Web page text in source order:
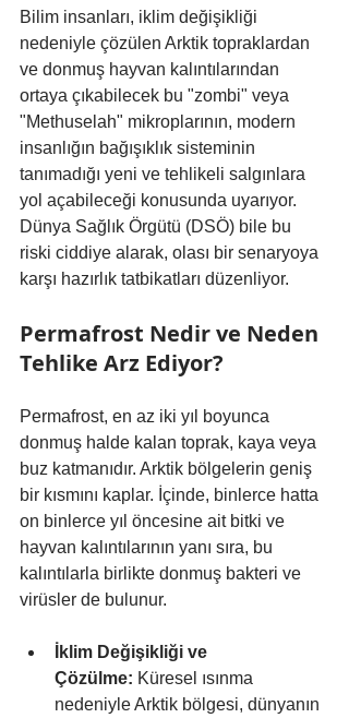
Bilim insanları, iklim değişikliği
nedeniyle çözülen Arktik topraklardan
ve donmuş hayvan kalıntılarından
ortaya çıkabilecek bu "zombi" veya
"Methuselah" mikroplarının, modern
insanlığın bağışıklık sisteminin
tanımadığı yeni ve tehlikeli salgınlara
yol açabileceği konusunda uyarıyor.
Dünya Sağlık Örgütü (DSÖ) bile bu
riski ciddiye alarak, olası bir senaryoya
karşı hazırlık tatbikatları düzenliyor.
Permafrost Nedir ve Neden
Tehlike Arz Ediyor?
Permafrost, en az iki yıl boyunca
donmuş halde kalan toprak, kaya veya
buz katmanıdır. Arktik bölgelerin geniş
bir kısmını kaplar. İçinde, binlerce hatta
on binlerce yıl öncesine ait bitki ve
hayvan kalıntılarının yanı sıra, bu
kalıntılarla birlikte donmuş bakteri ve
virüsler de bulunur.
İklim Değişikliği ve
Çözülme: Küresel ısınma
nedeniyle Arktik bölgesi, dünyanın